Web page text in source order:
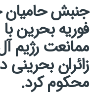
فوریه بحرین
ممانعت رژیم
زائران بحرینی
محکوم کرد.